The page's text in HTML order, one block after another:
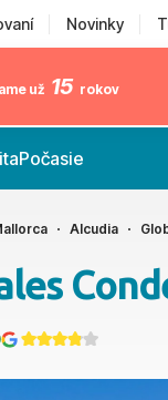
Novinky
už 15 rokov
Počasie
Alcudia